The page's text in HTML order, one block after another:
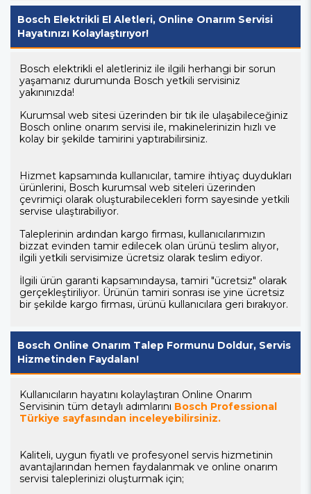
Bosch Elektrikli El Aletleri, Online Onarım Servisi
Hayatınızı Kolaylaştırıyor!
Bosch elektrikli el aletleriniz ile ilgili herhangi bir sorun
yaşamanız durumunda Bosch yetkili servisiniz
yakınınızda!
Kurumsal web sitesi üzerinden bir tık ile ulaşabileceğiniz
Bosch online onarım servisi ile, makinelerinizin hızlı ve
kolay bir şekilde tamirini yaptırabilirsiniz.
Hizmet kapsamında kullanıcılar, tamire ihtiyaç duydukları
ürünlerini, Bosch kurumsal web siteleri üzerinden
çevrimiçi olarak oluşturabilecekleri form sayesinde yetkili
servise ulaştırabiliyor.
Taleplerinin ardından kargo firması, kullanıcılarımızın
bizzat evinden tamir edilecek olan ürünü teslim alıyor,
ilgili yetkili servisimize ücretsiz olarak teslim ediyor.
İlgili ürün garanti kapsamındaysa, tamiri "ücretsiz" olarak
gerçekleştiriliyor. Ürünün tamiri sonrası ise yine ücretsiz
bir şekilde kargo firması, ürünü kullanıcılara geri bırakıyor.
Bosch Online Onarım Talep Formunu Doldur, Servis
Hizmetinden Faydalan!
Kullanıcıların hayatını kolaylaştıran Online Onarım
Servisinin tüm detaylı adımlarını Bosch Professional
Türkiye sayfasından inceleyebilirsiniz.
Kaliteli, uygun fiyatlı ve profesyonel servis hizmetinin
avantajlarından hemen faydalanmak ve online onarım
servisi taleplerinizi oluşturmak için;